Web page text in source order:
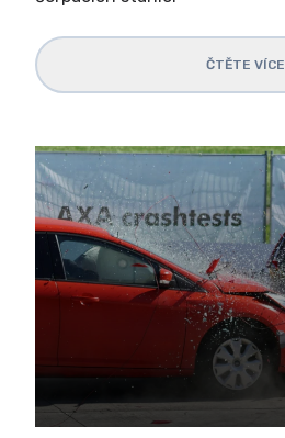
ČTĚTE VÍCE